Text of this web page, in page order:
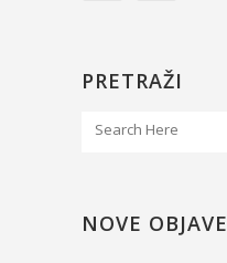
PRETRAŽI
NOVE OBJAVE